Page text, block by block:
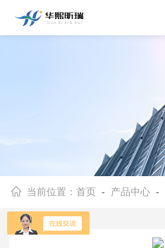
当前位置：首页 - 产品中心 -